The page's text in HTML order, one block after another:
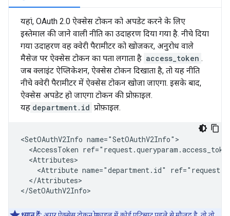
यहां, OAuth 2.0 ऐक्सेस टोकन को अपडेट करने के लिए
इस्तेमाल की जाने वाली नीति का उदाहरण दिया गया है. नीचे दिया
गया उदाहरण वह क्वेरी पैरामीटर को खोजकर, अनुरोध वाले
मैसेज पर ऐक्सेस टोकन का पता लगाता है access_token .
जब क्लाइंट ऐप्लिकेशन, ऐक्सेस टोकन दिखाता है, तो यह नीति
नीचे क्वेरी पैरामीटर में ऐक्सेस टोकन खोजा जाएगा. इसके बाद,
ऐक्सेस अपडेट हो जाएगा टोकन की प्रोफ़ाइल.
यह department.id प्रोफ़ाइल.
<SetOAuthV2Info name="SetOAuthV2Info">
<AccessToken
  <Attributes>
<Attribute name="department.id"
  </Attributes>
</SetOAuthV2Info>